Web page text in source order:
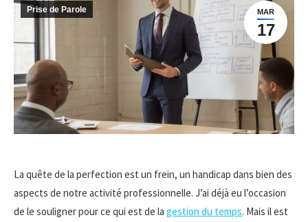
MAR
17
Prise de Parole
La quête de la perfection est un frein, un handicap dans bien des
aspects de notre activité professionnelle. J’ai déjà eu l’occasion
de le souligner pour ce qui est de la gestion du temps. Mais il est